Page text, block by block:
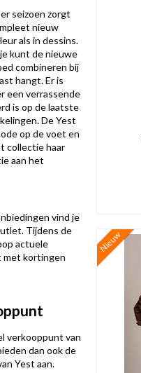
Nieuw
seizoen zorgt
nieuw
als in dessins.
kunt de nieuwe
combineren bij
hangt. Er is
een verrassende
is op de laatste
De Yest
op de voet en
collectie haar
aan het
vind je
Tijdens de
actuele
met kortingen
verkooppunt van
dan ook de
Yest aan.